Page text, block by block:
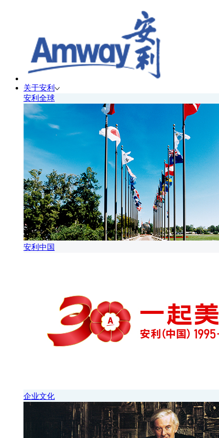
关于安利
安利全球
安利中国
企业文化